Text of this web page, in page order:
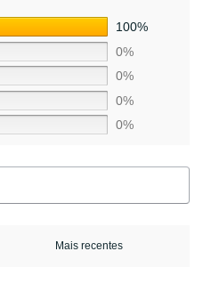
100%
0%
0%
0%
0%